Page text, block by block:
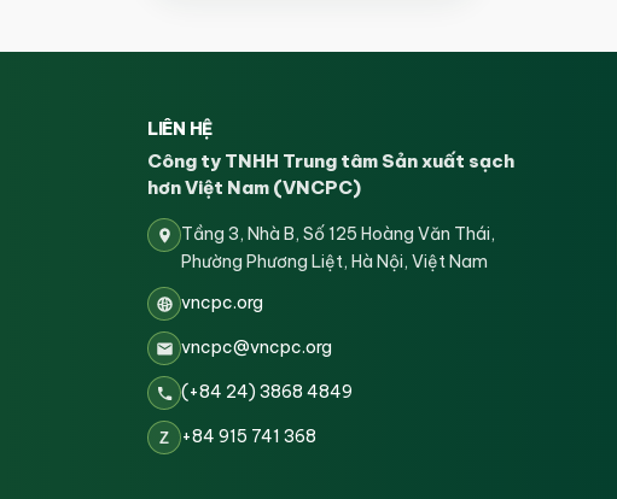
LIÊN HỆ
Công ty TNHH Trung tâm Sản xuất sạch
hơn Việt Nam (VNCPC)
Tầng 3, Nhà B, Số 125 Hoàng Văn Thái,
Phường Phương Liệt, Hà Nội, Việt Nam
vncpc.org
vncpc@vncpc.org
(+84 24) 3868 4849
Z +84 915 741 368